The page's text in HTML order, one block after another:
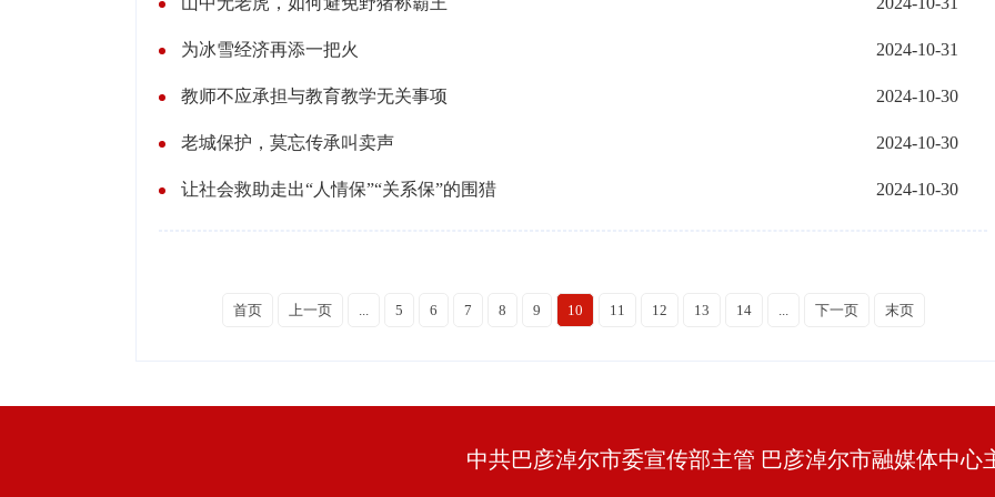
为冰雪经济再添一把火 2024-10-31
教师不应承担与教育教学无关事项 2024-10-30
老城保护，莫忘传承叫卖声 2024-10-30
让社会救助走出“人情保”“关系保”的围猎 2024-10-30
首页 上一页 ... 5 6 7 8 9 10 11 12 13 14 ... 下一页 末页
中共巴彦淖尔市委宣传部主管 巴彦淖尔市融媒体中心